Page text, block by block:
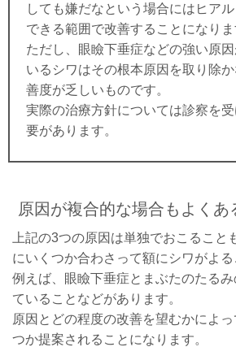
しても嫌だなという場合にはヒア
できる範囲で改善することになりま
ただし、眼瞼下垂症などの強い原
いるシワはその根本原因を取り除
善度が乏しいものです。
実際の治療方針については診察を
要があります。
原因が複合的な場合もよくあ
上記の3つの原因は単独でおこること
にいくつか合わさって額にシワがよる
例えば、眼瞼下垂症とまぶたのたる
ていることなどがあります。
原因とどの程度の改善を望むかによっ
つか提案されることになります。